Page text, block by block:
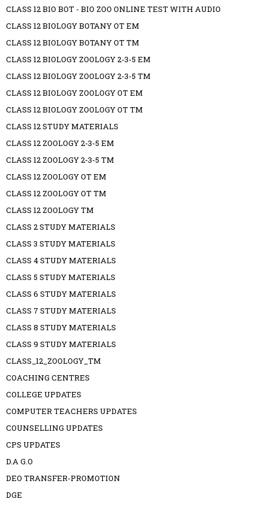
CLASS 12 BIO BOT - BIO ZOO ONLINE TEST WITH AUDIO
CLASS 12 BIOLOGY BOTANY OT EM
CLASS 12 BIOLOGY BOTANY OT TM
CLASS 12 BIOLOGY ZOOLOGY 2-3-5 EM
CLASS 12 BIOLOGY ZOOLOGY 2-3-5 TM
CLASS 12 BIOLOGY ZOOLOGY OT EM
CLASS 12 BIOLOGY ZOOLOGY OT TM
CLASS 12 STUDY MATERIALS
CLASS 12 ZOOLOGY 2-3-5 EM
CLASS 12 ZOOLOGY 2-3-5 TM
CLASS 12 ZOOLOGY OT EM
CLASS 12 ZOOLOGY OT TM
CLASS 12 ZOOLOGY TM
CLASS 2 STUDY MATERIALS
CLASS 3 STUDY MATERIALS
CLASS 4 STUDY MATERIALS
CLASS 5 STUDY MATERIALS
CLASS 6 STUDY MATERIALS
CLASS 7 STUDY MATERIALS
CLASS 8 STUDY MATERIALS
CLASS 9 STUDY MATERIALS
CLASS_12_ZOOLOGY_TM
COACHING CENTRES
COLLEGE UPDATES
COMPUTER TEACHERS UPDATES
COUNSELLING UPDATES
CPS UPDATES
D.A G.O
DEO TRANSFER-PROMOTION
DGE